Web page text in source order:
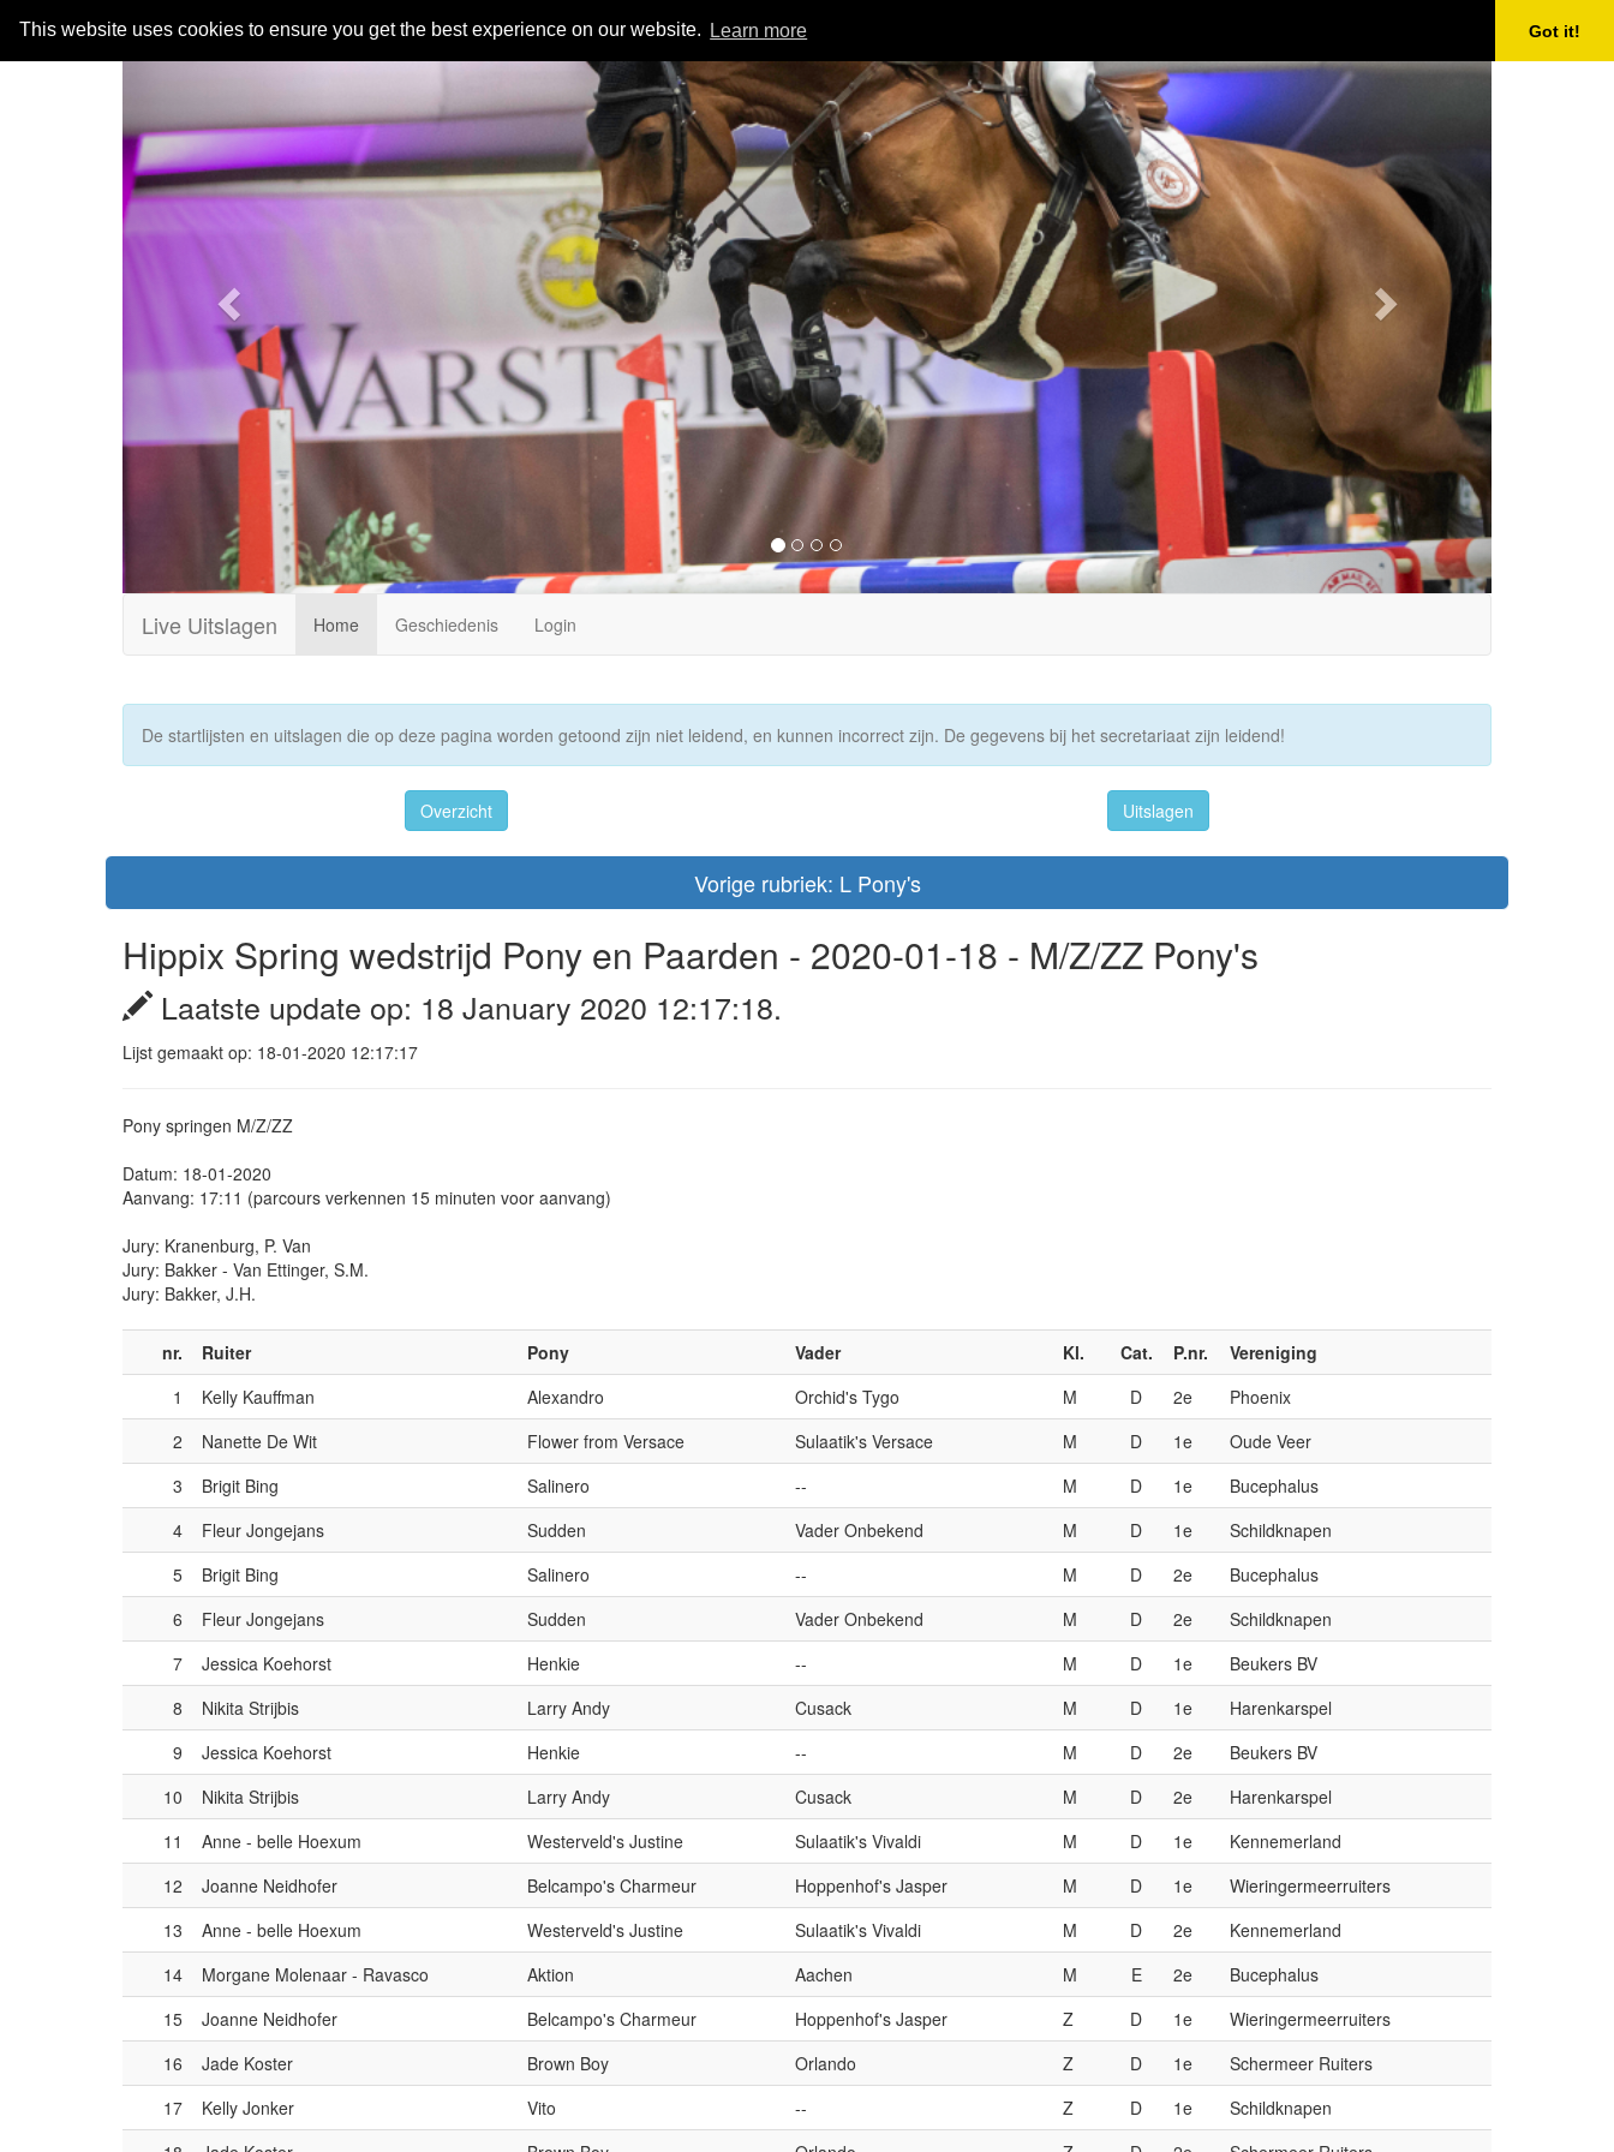
This website uses cookies to ensure you get the best experience on our website. Learn more Got it!
Previous
Live Uitslagen Home Geschiedenis Login
De startlijsten en uitslagen die op deze pagina worden getoond zijn niet leidend, en kunnen incorrect zijn. De gegevens bij het secretariaat zijn leidend!
Overzicht Uitslagen
Vorige rubriek: L Pony's
Hippix Spring wedstrijd Pony en Paarden - 2020-01-18 - M/Z/ZZ Pony's
Laatste update op: 18 January 2020 12:17:18.
Lijst gemaakt op: 18-01-2020 12:17:17
Pony springen M/Z/ZZ
Datum: 18-01-2020
Aanvang: 17:11 (parcours verkennen 15 minuten voor aanvang)
Jury: Kranenburg, P. Van
Jury: Bakker - Van Ettinger, S.M.
Jury: Bakker, J.H.
nr. Ruiter Pony Vader Kl. Cat. P.nr.
Vereniging
1
Kelly Kauffman Alexandro Orchid's Tygo M D 2e
Phoenix
2
Nanette De Wit Flower from Versace Sulaatik's Versace M D 1e
Oude Veer
3
Brigit Bing Salinero -- M D 1e
Bucephalus
4
Fleur Jongejans Sudden Vader Onbekend M D 1e
Schildknapen
5
Brigit Bing Salinero -- M D 2e
Bucephalus
6
Fleur Jongejans Sudden Vader Onbekend M D 2e
Schildknapen
7
Jessica Koehorst Henkie -- M D 1e
Beukers BV
8
Nikita Strijbis Larry Andy Cusack M D 1e
Harenkarspel
9
Jessica Koehorst Henkie -- M D 2e
Beukers BV
10
Nikita Strijbis Larry Andy Cusack M D 2e
Harenkarspel
11
Anne - belle Hoexum Westerveld's Justine Sulaatik's Vivaldi M D 1e
Kennemerland
12
Joanne Neidhofer Belcampo's Charmeur Hoppenhof's Jasper M D 1e
Wieringermeerruiters
13
Anne - belle Hoexum Westerveld's Justine Sulaatik's Vivaldi M D 2e
Kennemerland
14
Morgane Molenaar - Ravasco Aktion Aachen M E 2e
Bucephalus
15
Joanne Neidhofer Belcampo's Charmeur Hoppenhof's Jasper Z D 1e
Wieringermeerruiters
16
Jade Koster Brown Boy Orlando Z D 1e
Schermeer Ruiters
17
Kelly Jonker Vito -- Z D 1e
Schildknapen